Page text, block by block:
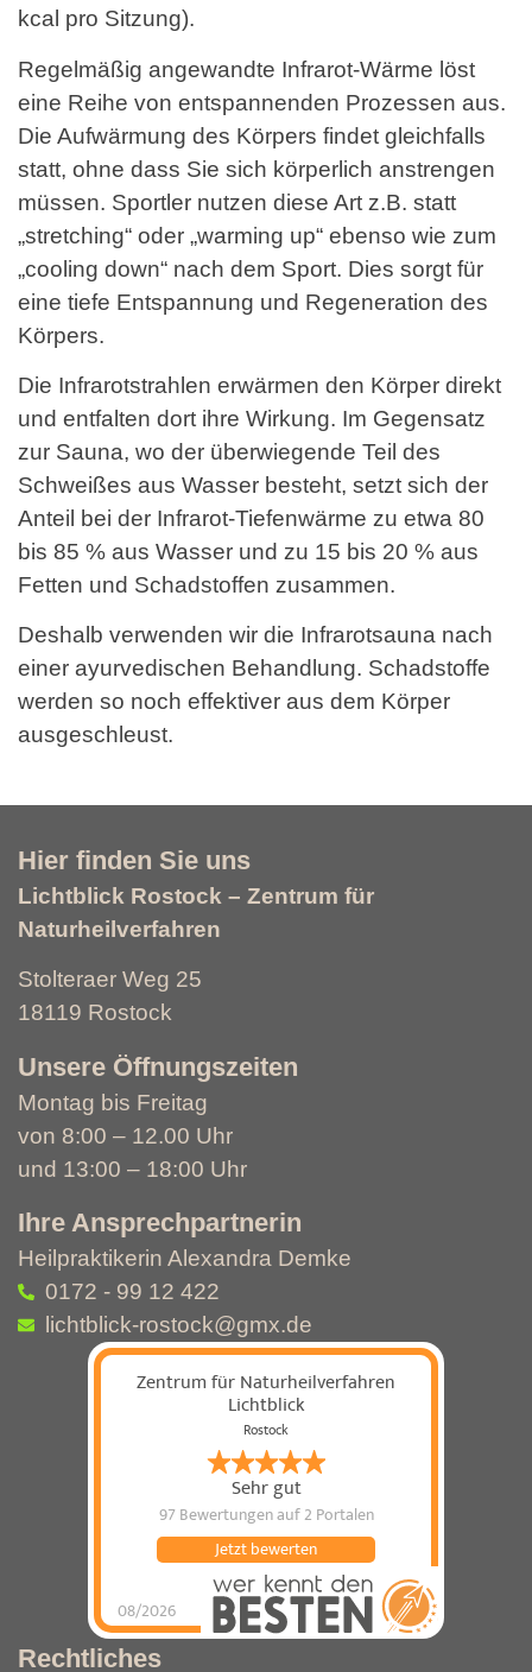
kcal pro Sitzung).
Regelmäßig angewandte Infrarot-Wärme löst
eine Reihe von entspannenden Prozessen aus.
Die Aufwärmung des Körpers findet gleichfalls
statt, ohne dass Sie sich körperlich anstrengen
müssen. Sportler nutzen diese Art z.B. statt
„stretching“ oder „warming up“ ebenso wie zum
„cooling down“ nach dem Sport. Dies sorgt für
eine tiefe Entspannung und Regeneration des
Körpers.
Die Infrarotstrahlen erwärmen den Körper direkt
und entfalten dort ihre Wirkung. Im Gegensatz
zur Sauna, wo der überwiegende Teil des
Schweißes aus Wasser besteht, setzt sich der
Anteil bei der Infrarot-Tiefenwärme zu etwa 80
bis 85 % aus Wasser und zu 15 bis 20 % aus
Fetten und Schadstoffen zusammen.
Deshalb verwenden wir die Infrarotsauna nach
einer ayurvedischen Behandlung. Schadstoffe
werden so noch effektiver aus dem Körper
ausgeschleust.
Hier finden Sie uns
Lichtblick Rostock – Zentrum für
Naturheilverfahren
Stolteraer Weg 25
18119 Rostock
Unsere Öffnungszeiten
Montag bis Freitag
von 8:00 – 12.00 Uhr
und 13:00 – 18:00 Uhr
Ihre Ansprechpartnerin
Heilpraktikerin Alexandra Demke
0172 - 99 12 422
lichtblick-rostock@gmx.de
Zentrum für Naturheilverfahren
Lichtblick
Rostock
Sehr gut
97 Bewertungenauf 2 Portalen
08/2026
Jetzt bewerten
Rechtliches